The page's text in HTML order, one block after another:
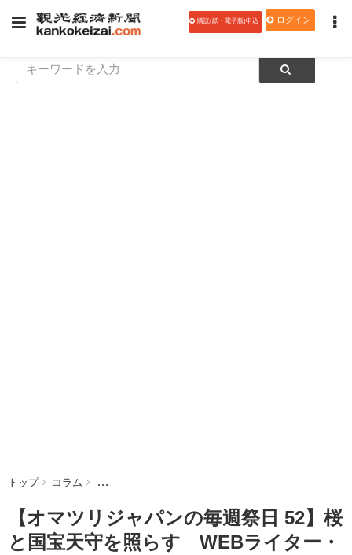
購読(紙・電子版)申込 ログイン
トップ コラム 【オマツリジャパンの毎週祭日 52】桜と国宝天守を
【オマツリジャパンの毎週祭日 52】桜
と国宝天守を照らす WEBライター・